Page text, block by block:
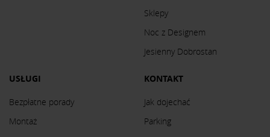
Sklepy
Noc z Designem
Jesienny Dobrostan
USŁUGI
Bezpłatne porady
Montaż
KONTAKT
Jak dojechać
Parking